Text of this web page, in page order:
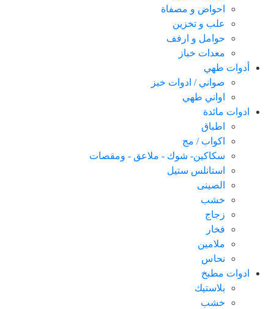
احواض و مصفاة
علب و تخزين
حوامل و ارفف
معدات خباز
أدوات طهي
صواني / ادوات خبز
اواني طهي
ادوات مائدة
اطباق
اكواب / مج
سكاكین- شوك - ملاعق - ومقصات
استانلس ستيل
الصينى
خشب
زجاج
فخار
ملامين
نحاس
ادوات مطبخ
بلاستيك
خشب